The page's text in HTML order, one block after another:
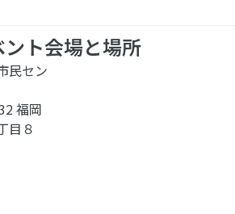
ント会場と場所
民セン
福岡
目８